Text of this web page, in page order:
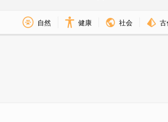
自然 健康 社会